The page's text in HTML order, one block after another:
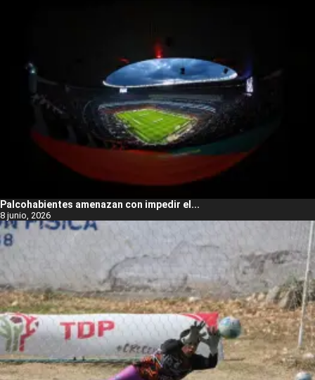
Palcohabientes amenazan con impedir el...
8 junio, 2026